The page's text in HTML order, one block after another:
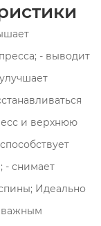
- выводит
и верхнюю
- снимает
Идеально
важным